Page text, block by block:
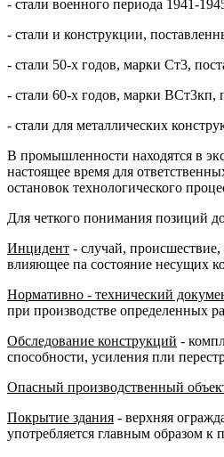
- стали военного периода 1941-
- стали и конструкции,
- стали 50-х годов, марки Ст3,
- стали 60-х годов, марки
- стали для металлических
В промышленности находятся в
настоящее время для
остановок технологического
Для четкого понимания позиций
Инцидент - случай,
влияющее па состояние несущих
Нормативно - технический
при производстве определенных
Обследование конструкций -
способности, усиления пли
Опасный производственный
Покрытие здания - верхняя
употребляется главным образом